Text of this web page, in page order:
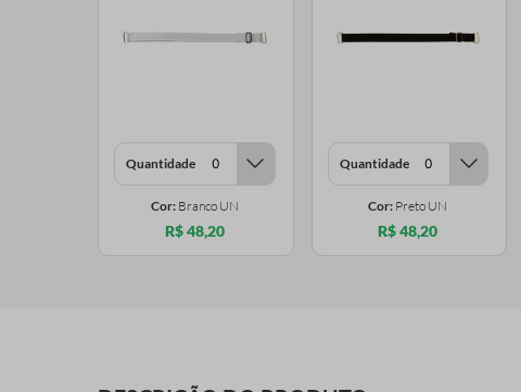
Quantidade
Cor: Branco UN
R$ 48,20
Quantidade
Cor: Preto UN
R$ 48,20